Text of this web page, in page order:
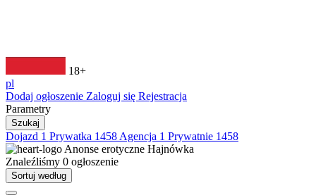
18+
pl
Dodaj ogłoszenie Zaloguj się Rejestracja
Parametry
Szukaj
Dojazd 1 Prywatka 1458 Agencja 1 Prywatnie 1458
Anonse erotyczne Hajnówka
Znaleźliśmy 0 ogłoszenie
Sortuj według